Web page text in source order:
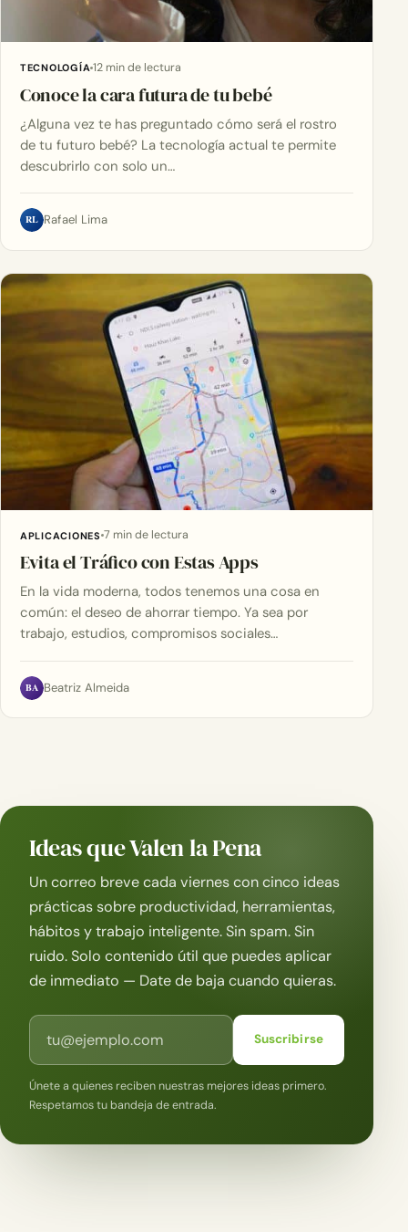
TECNOLOGÍA 12 min de lectura
Conoce la cara futura de tu bebé
¿Alguna vez te has preguntado cómo será el rostro
de tu futuro bebé? La tecnología actual te permite
descubrirlo con solo un…
RL Rafael Lima
APLICACIONES 7 min de lectura
Evita el Tráfico con Estas Apps
En la vida moderna, todos tenemos una cosa en
común: el deseo de ahorrar tiempo. Ya sea por
trabajo, estudios, compromisos sociales…
BA Beatriz Almeida
Ideas que Valen la Pena
Un correo breve cada viernes con cinco ideas
prácticas sobre productividad, herramientas,
hábitos y trabajo inteligente. Sin spam. Sin
ruido. Solo contenido útil que puedes aplicar
de inmediato — Date de baja cuando quieras.
Correo electrónico
Suscribirse
Únete a quienes reciben nuestras mejores ideas primero.
Respetamos tu bandeja de entrada.